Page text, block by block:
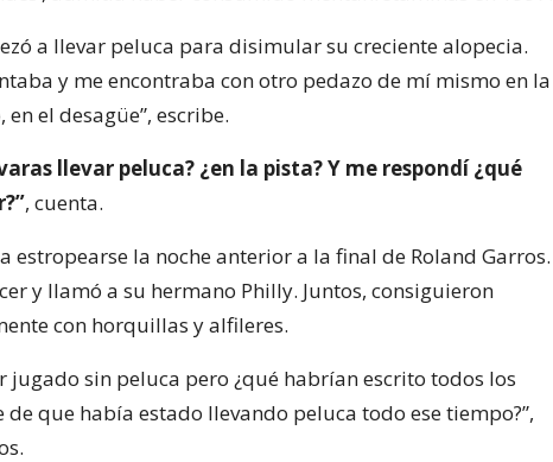
a llevar peluca para disimular su creciente alopecia.
y me encontraba con otro pedazo de mí mismo en la
el desagüe”, escribe.
llevar peluca? ¿en la pista? Y me respondí ¿qué
, cuenta.
estropearse la noche anterior a la final de Roland Garros.
y llamó a su hermano Philly. Juntos, consiguieron
con horquillas y alfileres.
jugado sin peluca pero ¿qué habrían escrito todos los
que había estado llevando peluca todo ese tiempo?”,